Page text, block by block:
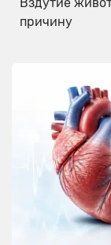
Вздутие
причину